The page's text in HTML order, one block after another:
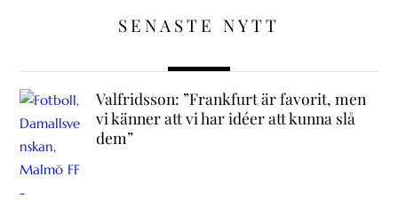
SENASTE NYTT
Valfridsson: ”Frankfurt är favorit, men
vi känner att vi har idéer att kunna slå
dem”